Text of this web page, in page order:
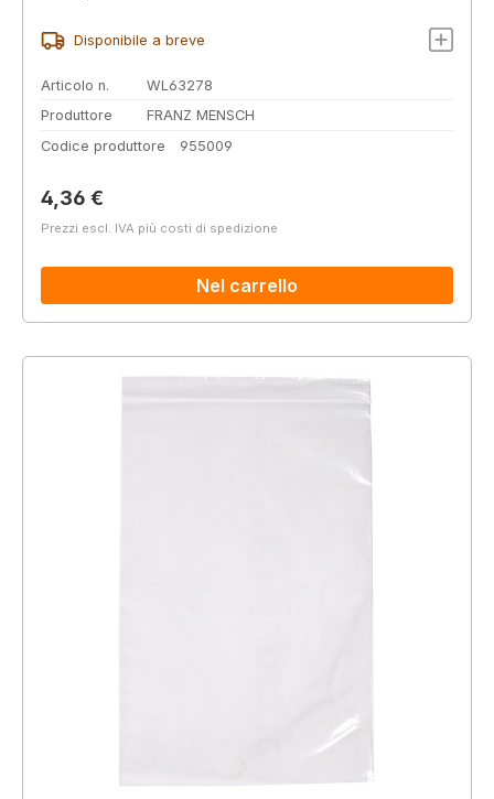
Disponibile a breve
Articolo n.
WL63278
Produttore
FRANZ MENSCH
Codice produttore
955009
Prezzo normale:
4,36 €
Prezzi escl. IVA più costi di spedizione
Nel carrello